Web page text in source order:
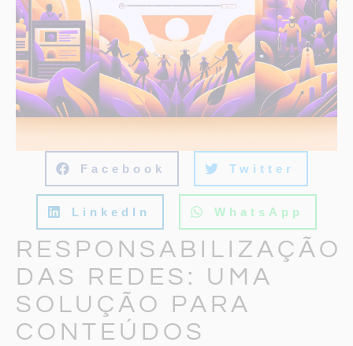
Facebook Twitter
LinkedIn WhatsApp
RESPONSABILIZAÇÃO
DAS REDES: UMA
SOLUÇÃO PARA
CONTEÚDOS